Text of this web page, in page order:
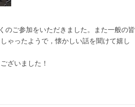
のご参加をいただきました。また一般の皆
ゃったようで，懐かしい話を聞けて嬉し
ざいました！